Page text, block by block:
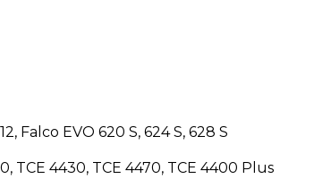
Falco EVO 620 S, 624 S, 628 S
TCE 4430, TCE 4470, TCE 4400 Plus